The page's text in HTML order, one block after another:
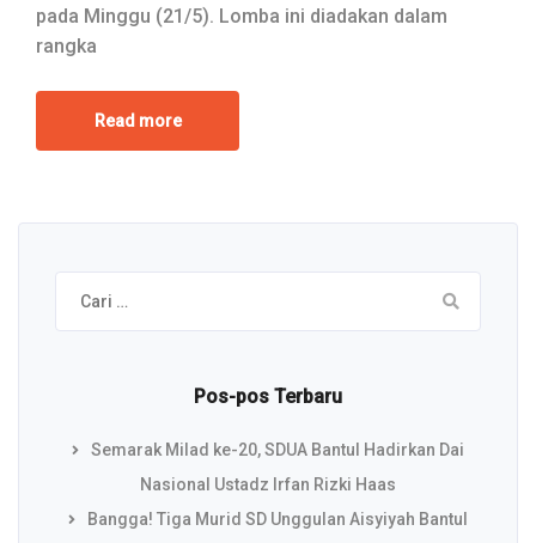
pada Minggu (21/5). Lomba ini diadakan dalam
rangka
Read more
Cari
untuk:
Pos-pos Terbaru
Semarak Milad ke-20, SDUA Bantul Hadirkan Dai
Nasional Ustadz Irfan Rizki Haas
Bangga! Tiga Murid SD Unggulan Aisyiyah Bantul